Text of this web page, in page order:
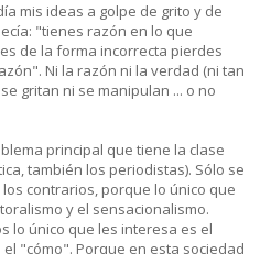
mis ideas a golpe de grito y de
"tienes razón en lo que
de la forma incorrecta pierdes
Ni la razón ni la verdad (ni tan
gritan ni se manipulan ... o no
principal que tiene la clase
también los periodistas). Sólo se
contrarios, porque lo único que
y el sensacionalismo.
lo único que les interesa es el
"cómo". Porque en esta sociedad